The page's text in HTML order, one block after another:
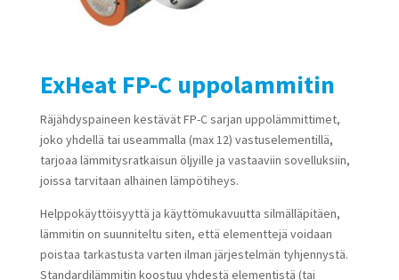
ExHeat FP-C uppolammitin
Räjähdyspaineen kestävät FP-C sarjan uppolämmittimet,
joko yhdellä tai useammalla (max 12) vastuselementillä,
tarjoaa lämmitysratkaisun öljyille ja vastaaviin sovelluksiin,
joissa tarvitaan alhainen lämpötiheys.
Helppokäyttöisyyttä ja käyttömukavuutta silmälläpitäen,
lämmitin on suunniteltu siten, että elementtejä voidaan
poistaa tarkastusta varten ilman järjestelmän tyhjennystä.
Standardilämmitin koostuu yhdestä elementistä (tai